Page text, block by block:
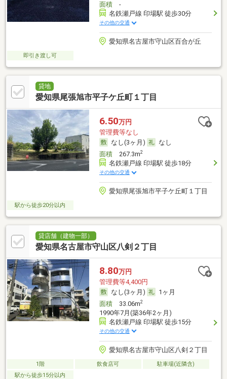
面積-
名鉄瀬戸線 印場駅 徒歩30分
その他の交通
愛知県名古屋市守山区百合が丘
即引き渡し可
貸地
愛知県尾張旭市平子ケ丘町１丁目
6.50万円
管理費等なし
なし(3ヶ月)
なし
面積267.3m2
名鉄瀬戸線 印場駅 徒歩18分
その他の交通
愛知県尾張旭市平子ケ丘町１丁目
駅から徒歩20分以内
貸店舗（建物一部）
愛知県名古屋市守山区八剣２丁目
8.80万円
管理費等4,400円
なし(3ヶ月)
1ヶ月
面積33.06m2
1990年7月(築36年2ヶ月)
名鉄瀬戸線 印場駅 徒歩15分
その他の交通
愛知県名古屋市守山区八剣２丁目
1階 飲食店可
駐車場(近隣含)
駅から徒歩15分以内